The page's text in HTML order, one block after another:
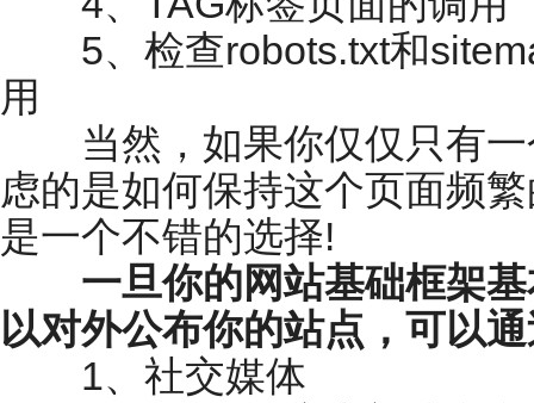
5、检查robots.txt和
用
当然，如果你仅仅只有一
虑的是如何保持这个页面频
是一个不错的选择!
一旦你的网站基础框架
以对外公布你的站点，可以
1、社交媒体